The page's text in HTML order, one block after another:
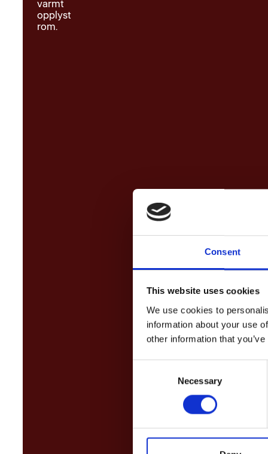
Consent
This website uses cookies
We use cookies to
information about your use
other information that
Necessary